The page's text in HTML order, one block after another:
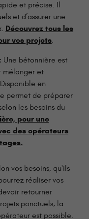
et précise. Il
et d’assurer une
Découvrez tous les
vos projets.
Une bétonnière est
mélanger et
en
permet de préparer
les besoins du
pour une
des opérateurs
vos besoins, qu'ils
réaliser vos
retourner
ponctuels, la
est possible.